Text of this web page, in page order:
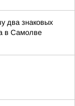
два знаковых
в Самолве